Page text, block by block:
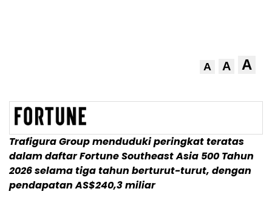
A A A
Trafigura Group menduduki peringkat teratas
dalam daftar Fortune Southeast Asia 500 Tahun
2026 selama tiga tahun berturut-turut, dengan
pendapatan AS$240,3 miliar